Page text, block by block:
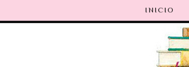
INICIO